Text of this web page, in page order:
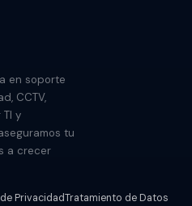
en soporte
CCTV,
y
tu
a crecer
PrivacidadTratamiento de Datos